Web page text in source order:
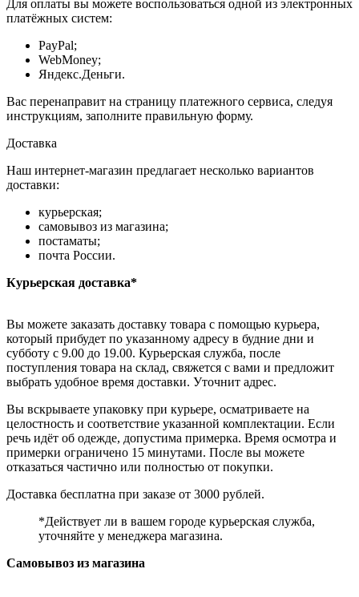
Для оплаты вы можете воспользоваться одной из электронных
платёжных систем:
PayPal;
WebMoney;
Яндекс.Деньги.
Вас перенаправит на страницу платежного сервиса, следуя
инструкциям, заполните правильную форму.
Доставка
Наш интернет-магазин предлагает несколько вариантов
доставки:
курьерская;
самовывоз из магазина;
постаматы;
почта России.
Курьерская доставка*
Вы можете заказать доставку товара с помощью курьера,
который прибудет по указанному адресу в будние дни и
субботу с 9.00 до 19.00. Курьерская служба, после
поступления товара на склад, свяжется с вами и предложит
выбрать удобное время доставки. Уточнит адрес.
Вы вскрываете упаковку при курьере, осматриваете на
целостность и соответствие указанной комплектации. Если
речь идёт об одежде, допустима примерка. Время осмотра и
примерки ограничено 15 минутами. После вы можете
отказаться частично или полностью от покупки.
Доставка бесплатна при заказе от 3000 рублей.
*Действует ли в вашем городе курьерская служба,
уточняйте у менеджера магазина.
Самовывоз из магазина